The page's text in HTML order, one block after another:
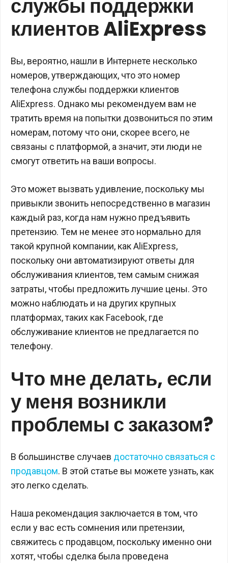
службы поддержки
клиентов AliExpress
Вы, вероятно, нашли в Интернете несколько
номеров, утверждающих, что это номер
телефона службы поддержки клиентов
AliExpress. Однако мы рекомендуем вам не
тратить время на попытки дозвониться по этим
номерам, потому что они, скорее всего, не
связаны с платформой, а значит, эти люди не
смогут ответить на ваши вопросы.
Это может вызвать удивление, поскольку мы
привыкли звонить непосредственно в магазин
каждый раз, когда нам нужно предъявить
претензию. Тем не менее это нормально для
такой крупной компании, как AliExpress,
поскольку они автоматизируют ответы для
обслуживания клиентов, тем самым снижая
затраты, чтобы предложить лучшие цены. Это
можно наблюдать и на других крупных
платформах, таких как Facebook, где
обслуживание клиентов не предлагается по
телефону.
Что мне делать, если
у меня возникли
проблемы с заказом?
В большинстве случаев достаточно связаться с
продавцом. В этой статье вы можете узнать, как
это легко сделать.
Наша рекомендация заключается в том, что
если у вас есть сомнения или претензии,
свяжитесь с продавцом, поскольку именно они
хотят, чтобы сделка была проведена